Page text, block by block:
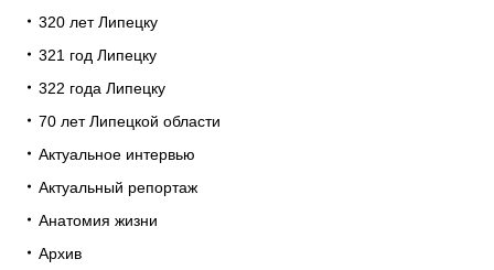
320 лет Липецку
321 год Липецку
322 года Липецку
70 лет Липецкой области
Актуальное интервью
Актуальный репортаж
Анатомия жизни
Архив